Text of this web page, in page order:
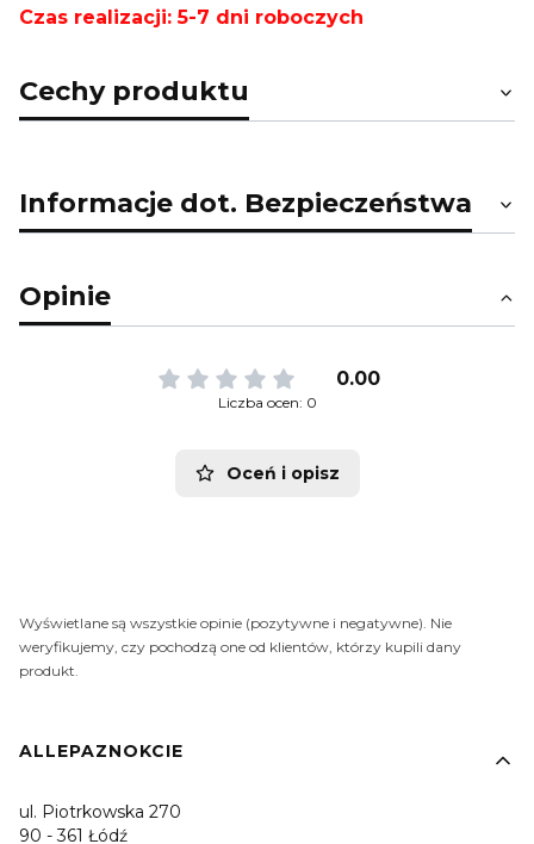
Czas realizacji: 5-7 dni roboczych
Cechy produktu
Informacje dot. Bezpieczeństwa
Opinie
0.00
Liczba ocen: 0
Oceń i opisz
Wyświetlane są wszystkie opinie (pozytywne i negatywne). Nie
weryfikujemy, czy pochodzą one od klientów, którzy kupili dany
produkt.
Linki w stopce
ALLEPAZNOKCIE
ul. Piotrkowska 270
90 - 361 Łódź